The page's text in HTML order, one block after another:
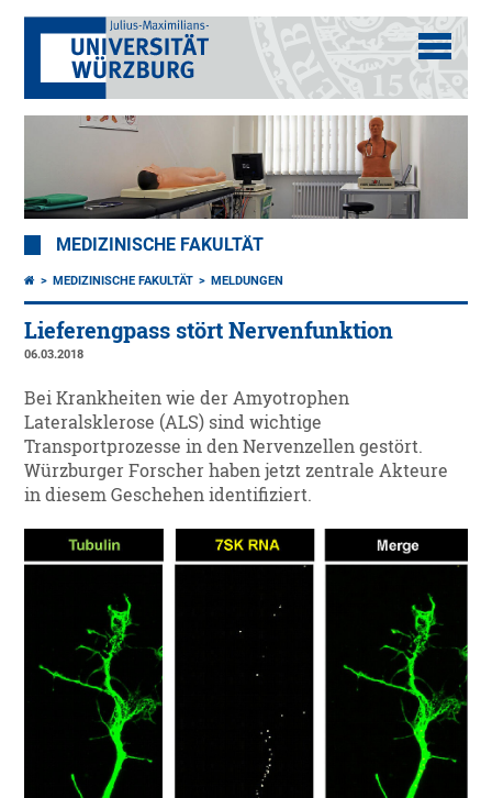
MEDIZINISCHE FAKULTÄT
MEDIZINISCHE FAKULTÄT MELDUNGEN
Lieferengpass stört Nervenfunktion
06.03.2018
Bei Krankheiten wie der Amyotrophen
Lateralsklerose (ALS) sind wichtige
Transportprozesse in den Nervenzellen gestört.
Würzburger Forscher haben jetzt zentrale Akteure
in diesem Geschehen identifiziert.